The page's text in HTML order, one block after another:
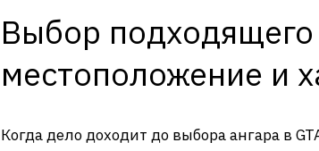
Выбор подходящего
местоположение и
Когда дело доходит до выбора ангара в